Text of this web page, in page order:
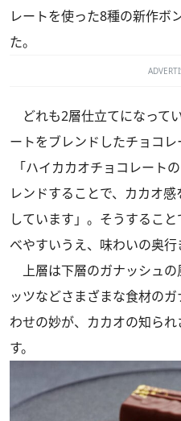
レートを使った8種の新作ボ
た。
どれも2層仕立てになって
ートをブレンドしたチョコレ
「ハイカカオチョコレート
レンドすることで、カカオ
しています」。そうするこ
べやすいうえ、味わいの奥行
上層は下層のガナッシュの
ッツなどさまざまな食材の
わせの妙が、カカオの知ら
す。